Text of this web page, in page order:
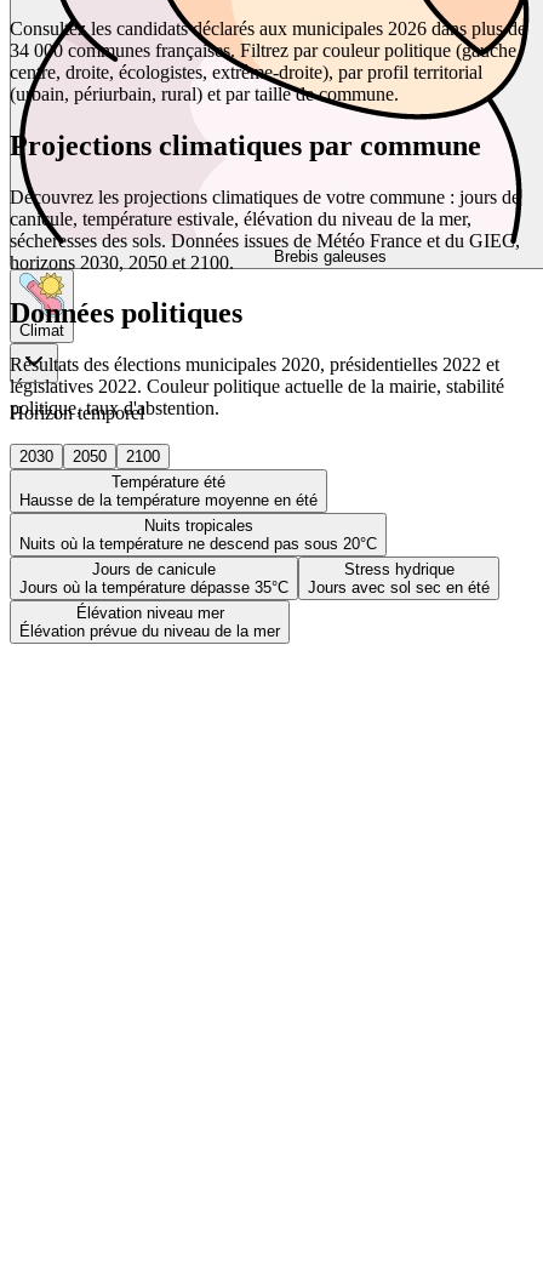
Brebis galeuses
Climat
Horizon temporel
2030 2050
2100
Température été
Hausse de la température moyenne en été
Nuits tropicales
Nuits où la température ne descend pas sous 20°C
Jours de canicule
Jours où la température dépasse 35°C
Stress hydrique
Jours avec sol sec en été
Élévation niveau mer
Élévation prévue du niveau de la mer
Consultez les candidats déclarés aux municipales 2026 dans plus de
34 000 communes françaises. Filtrez par couleur politique (gauche,
centre, droite, écologistes, extrême-droite), par profil territorial
(urbain, périurbain, rural) et par taille de commune.
Projections climatiques par commune
Découvrez les projections climatiques de votre commune : jours de
canicule, température estivale, élévation du niveau de la mer,
sécheresses des sols. Données issues de Météo France et du GIEC,
horizons 2030, 2050 et 2100.
Données politiques
Résultats des élections municipales 2020, présidentielles 2022 et
législatives 2022. Couleur politique actuelle de la mairie, stabilité
politique, taux d'abstention.